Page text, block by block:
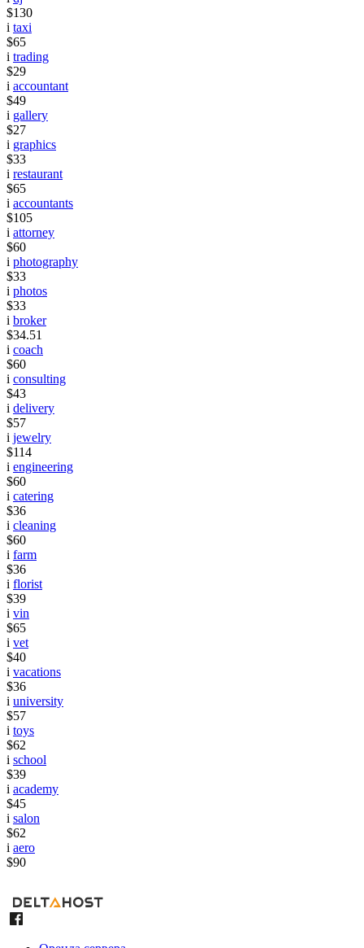
$130
i taxi
$65
i trading
$29
i accountant
$49
i gallery
$27
i graphics
$33
i restaurant
$65
i accountants
$105
i attorney
$60
i photography
$33
i photos
$33
i broker
$34.51
i coach
$60
i consulting
$43
i delivery
$57
i jewelry
$114
i engineering
$60
i catering
$36
i cleaning
$60
i farm
$36
i florist
$39
i vin
$65
i vet
$40
i vacations
$36
i university
$57
i toys
$62
i school
$39
i academy
$45
i salon
$62
i aero
$90